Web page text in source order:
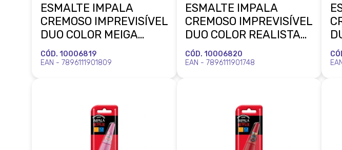
ESMALTE IMPALA
CREMOSO IMPREVISÍVEL
DUO COLOR MEIGA
SINCERONA BLISTER
MUNDIAL
CÓD. 10006819
EAN - 7896111901809
ESMALTE IMPALA
CREMOSO IMPREVISÍVEL
DUO COLOR REALISTA
FANFIQUEIRA BLISTER
MUNDIAL
CÓD. 10006820
EAN - 7896111901748